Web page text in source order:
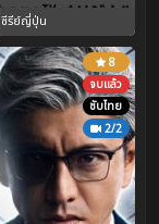
ซีรีย์ญี่ปุ่น
8
จบแล้ว
ซับไทย
2/2